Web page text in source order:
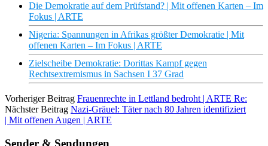
Die Demokratie auf dem Prüfstand? | Mit offenen Karten – Im
Fokus | ARTE
Nigeria: Spannungen in Afrikas größter Demokratie | Mit
offenen Karten – Im Fokus | ARTE
Zielscheibe Demokratie: Dorittas Kampf gegen
Rechtsextremismus in Sachsen I 37 Grad
Vorheriger Beitrag Frauenrechte in Lettland bedroht | ARTE Re:
Nächster Beitrag Nazi-Gräuel: Täter nach 80 Jahren identifiziert
| Mit offenen Augen | ARTE
Sender & Sendungen